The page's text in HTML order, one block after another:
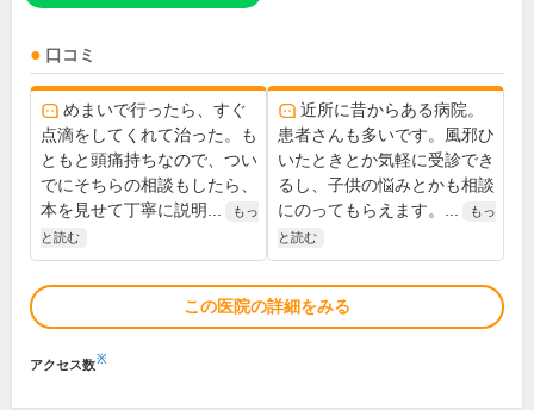
口コミ
めまいで行ったら、すぐ
点滴をしてくれて治った。も
ともと頭痛持ちなので、つい
でにそちらの相談もしたら、
本を見せて丁寧に説明...
もっ
と読む
近所に昔からある病院。
患者さんも多いです。風邪ひ
いたときとか気軽に受診でき
るし、子供の悩みとかも相談
にのってもらえます。...
もっ
と読む
この医院の詳細をみる
アクセス数※